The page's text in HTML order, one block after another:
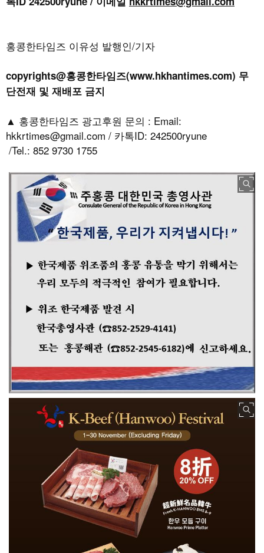
홍콩한타임즈 이유성 발행인/기자
copyrights@홍콩한타임즈(www.hkhantimes.com) 무
단전재 및 재배포 금지
▲ 홍콩한타임즈 광고후원 문의 : Email:
hkkrtimes@gmail.com / 카톡ID: 242500ryune
/Tel.: 852 9730 1755